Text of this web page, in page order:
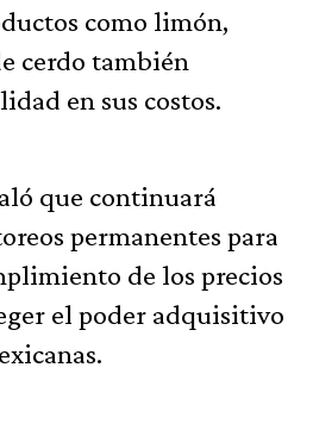
como limón,
cerdo también
en sus costos.
que continuará
permanentes para
de los precios
el poder adquisitivo